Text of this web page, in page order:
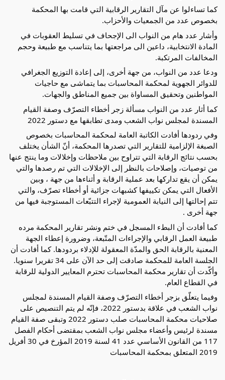
كما تساءلوا عن مآل التقارير الرقابية التي قامت بها المحكمة
بخصوص عدد من الجمعيات والأحزاب.
وأشار عدد هام من النواب الى الإجحاف في تسليط العقوبات في
المادة الانتخابية، داعين الى مراجعتها بما يتناسب مع طبيعة وحجم
المخالفات المرتكبة.
ودعا عدد من النواب، من جهة أخرى، إلى إعادة التوزيع الجغرافي
للدوائر الجهوية لمحكمة المحاسبات بما يتماشى مع حاجيات
المواطنين وتحقيق المساواة بين جميع المناطق والجهات.
كما أثار عدد من النواب مسألة زجر أخطاء التصرّف وصفة القيام
المسندة لمجلس نواب الشعب ومدى تطابقها مع دستور 2022
وفي ردودها أفادت الكاتبة العامة لمحكمة المحاسبات بخصوص
الصبغة الإلزامية للتقارير التي تصدرها المحكمة، أنّ الشأن يختلف
بحسب نتائج الرقابة التي تتراوح بين ملاحظات وإخلالات وما ينتج عنها
من توصيات، وإصلاحات بالنظر إلى الإخلالات التي تم رصدها والتي
يمكن أن يقع تداركها بعد عملية الرقابة و أثناءها من جهة ، وبين
الأفعال التي يمكن تكييفها كشبهات جزائية أو أخطاء تصرّف، والتي
تتم إحالتها إلى النيابة العمومية لإجراء التتبّعات المستوجبة فيها من
جهة أخرى .
كما أفادت أن البطء المسجل في ختم ونشر تقارير المحكمة مرده
طبيعة العمل الرقابي والإجراءات المتّبعة، وضرورة إعطاء الجهة
المعنية بالرقابة الحق والمدّة المعقولة للإدلاء بردودها. كما أفادت أن
الجلسة العامة للمحكمة صادقت إلى حد الآن على 34 تقريرا سنويا.
وأكّدت أن تقارير محكمة المحاسبات تحترم المعايير الدولية للرقابة
في القطاع العام.
وفيما يتعلّق بزجر أخطاء التصرّف وصفة القيام المسندة لمجلس
نواب الشعب في علاقة بدستور 2022، فإنّه لم يتم التنصيص على
صلاحيات محكمة المحاسبات صلب دستور 2022 وتبقى صفة القيام
مسندة لرئيس وأعضاء مجلس نواب الشعب بمقتضى أحكام الفصل
117 من القانون الأساسي عدد 41 لسنة 2019 المؤرخ في 30 أفريل
2019 المتعلق بمحكمة المحاسبات